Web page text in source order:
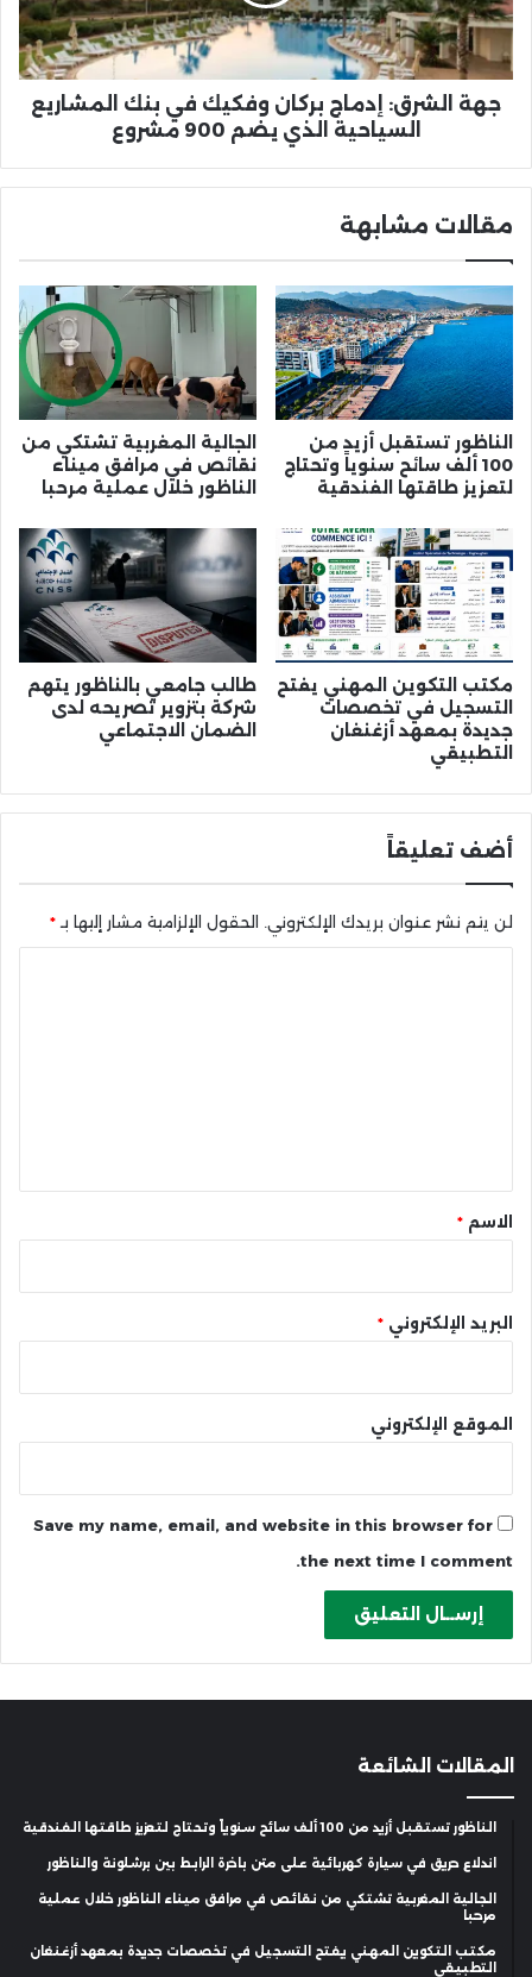
بنك
المشاريع
السياحية
الذي
جهة الشرق: إدماج بركان وفكيك في بنك المشاريع
السياحية الذي يضم 900 مشروع
مقالات مشابهة
الناظور تستقبل أزيد من
100 ألف سائح سنوياً وتحتاج
لتعزيز طاقتها الفندقية
الجالية المغربية تشتكي من
نقائص في مرافق ميناء
الناظور خلال عملية مرحبا
مكتب التكوين المهني يفتح
التسجيل في تخصصات
جديدة بمعهد أزغنغان
التطبيقي
طالب جامعي بالناظور يتهم
شركة بتزوير تصريحه لدى
الضمان الاجتماعي
أضف تعليقاً
لن يتم نشر عنوان بريدك الإلكتروني. الحقول الإلزامية مشار إليها بـ *
* الاسم *
البريد الإلكتروني *
الموقع الإلكتروني
Save my name, email, and website in this browser for
the next time I comment.
المقالات الشائعة
الناظور تستقبل أزيد من 100 ألف سائح سنوياً وتحتاج لتعزيز طاقتها الفندقية
اندلاع حريق في سيارة كهربائية على متن باخرة الرابط بين برشلونة والناظور
الجالية المغربية تشتكي من نقائص في مرافق ميناء الناظور خلال عملية
مرحبا
مكتب التكوين المهني يفتح التسجيل في تخصصات جديدة بمعهد أزغنغان
التطبيقي